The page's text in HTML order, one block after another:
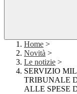
Home >
Novità >
Le notizie >
SERVIZIO
TRIBUNALE
ALLE SPESE